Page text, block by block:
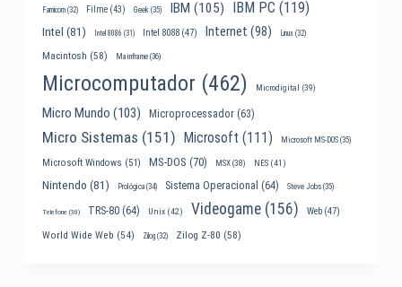
Famicom(32) Filme(43) Geek (35) IBM (105) IBM PC (119)
Intel (81) Intel 8086 (31) Intel 8088(47) Internet (98) Linux(32)
Macintosh (58) Mainframe(36)
Microcomputador (462) Microdigital (39)
Micro Mundo (103) Microprocessador(63)
Micro Sistemas (151) Microsoft (111) Microsoft MS-DOS(35)
Microsoft Windows (51) MS-DOS (70) MSX(38) NES(41)
Nintendo (81) Prológica(34) Sistema Operacional (64) Steve Jobs(35)
Telefone (30) TRS-80(64) Unix(42) Videogame(156) Web(47)
World Wide Web (54) Zilog(32) Zilog Z-80 (58)